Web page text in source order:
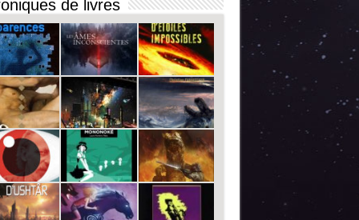
de livres